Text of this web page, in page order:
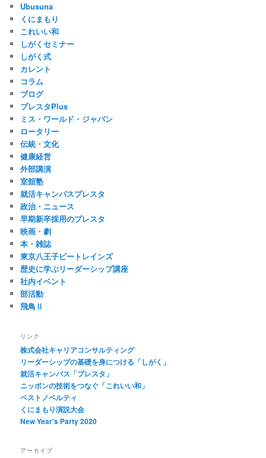
Ubusuna
くにまもり
これいい和
しがくセミナー
しがく式
カレント
コラム
ブログ
プレスタPlus
ミス・ワールド・ジャパン
ロータリー
伝統・文化
健康経営
外部講演
室舘塾
就活キャンパスプレスタ
政治・ニュース
早期新卒採用のプレスタ
映画・劇
本・雑誌
東京八王子ビートレインズ
歴史に学ぶリーダーシップ講座
社内イベント
部活動
飛鳥Ⅱ
リンク
株式会社キャリアコンサルティング
リーダーシップの基礎を身につける「しがく」
就活キャンパス「プレスタ」
ニッポンの技術をつなぐ「これいい和」
ベストノベルティ
くにまもり演説大会
New Year's Party 2020
アーカイブ